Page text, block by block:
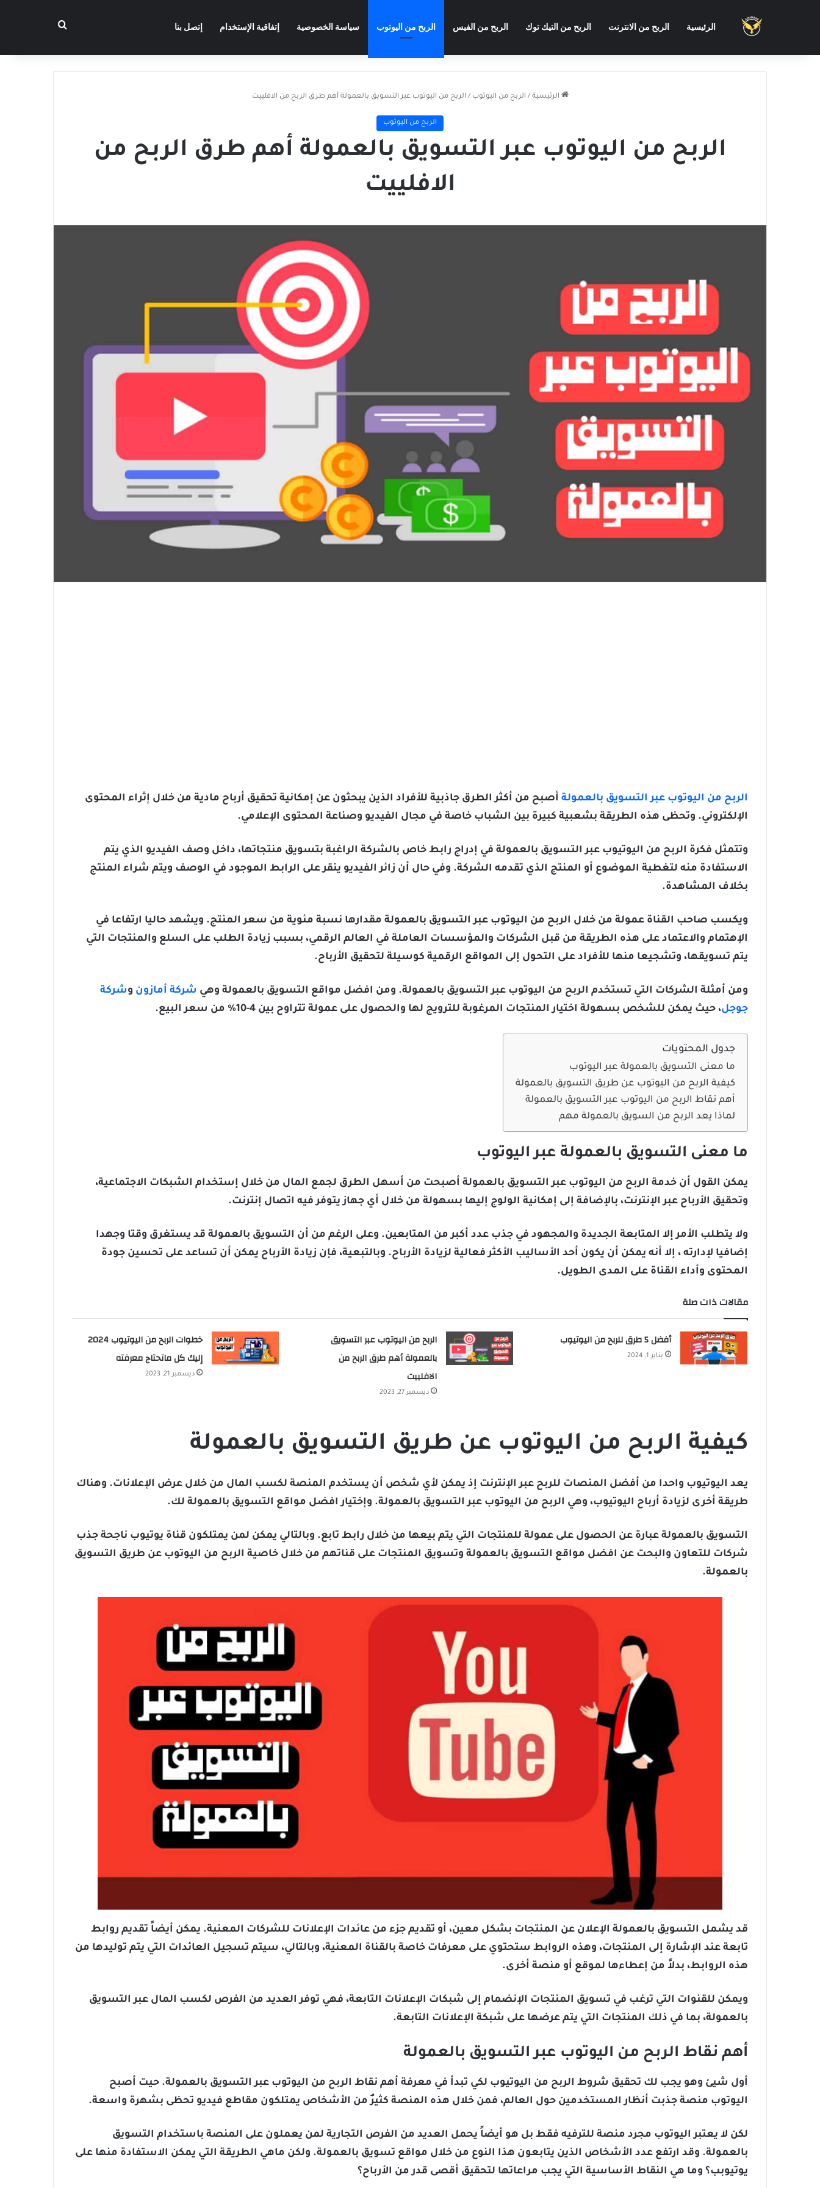
الرئيسية الربح من الانترنت الربح من التيك توك الربح من الفيس الربح من اليوتوب سياسة الخصوصية إتفاقية الإستخدام إتصل بنا بحث عن
الرئيسية / الربح من اليوتوب / الربح من اليوتوب عبر التسويق بالعمولة أهم طرق الربح من الافلييت
الربح من اليوتوب
الربح من اليوتوب عبر التسويق بالعمولة أهم طرق الربح من
الافلييت
الربح من اليوتوب عبر التسويق بالعمولة أصبح من أكثر الطرق جاذبية للأفراد الذين يبحثون عن إمكانية تحقيق أرباح مادية من خلال إثراء المحتوى
الإلكتروني. وتحظى هذه الطريقة بشعبية كبيرة بين الشباب خاصة في مجال الفيديو وصناعة المحتوى الإعلامي.
وتتمثل فكرة الربح من اليوتيوب عبر التسويق بالعمولة في إدراج رابط خاص بالشركة الراغبة بتسويق منتجاتها، داخل وصف الفيديو الذي يتم
الاستفادة منه لتغطية الموضوع أو المنتج الذي تقدمه الشركة. وفي حال أن زائر الفيديو ينقر على الرابط الموجود في الوصف ويتم شراء المنتج
بخلاف المشاهدة.
ويكسب صاحب القناة عمولة من خلال الربح من اليوتوب عبر التسويق بالعمولة مقدارها نسبة مئوية من سعر المنتج. ويشهد حاليا ارتفاعا في
الإهتمام والاعتماد على هذه الطريقة من قبل الشركات والمؤسسات العاملة في العالم الرقمي، بسبب زيادة الطلب على السلع والمنتجات التي
يتم تسويقها، وتشجيعا منها للأفراد على التحول إلى المواقع الرقمية كوسيلة لتحقيق الأرباح.
ومن أمثلة الشركات التي تستخدم الربح من اليوتوب عبر التسويق بالعمولة. ومن افضل مواقع التسويق بالعمولة وهي شركة أمازون وشركة
جوجل، حيث يمكن للشخص بسهولة اختيار المنتجات المرغوبة للترويج لها والحصول على عمولة تتراوح بين 4-10% من سعر البيع.
جدول المحتويات
ما معنى التسويق بالعمولة عبر اليوتوب
كيفية الربح من اليوتوب عن طريق التسويق بالعمولة
أهم نقاط الربح من اليوتوب عبر التسويق بالعمولة
لماذا يعد الربح من السويق بالعمولة مهم
ما معنى التسويق بالعمولة عبر اليوتوب
يمكن القول أن خدمة الربح من اليوتوب عبر التسويق بالعمولة أصبحت من أسهل الطرق لجمع المال من خلال إستخدام الشبكات الاجتماعية،
وتحقيق الأرباح عبر الإنترنت، بالإضافة إلى إمكانية الولوج إليها بسهولة من خلال أي جهاز يتوفر فيه اتصال إنترنت.
ولا يتطلب الأمر إلا المتابعة الجديدة والمجهود في جذب عدد أكبر من المتابعين. وعلى الرغم من أن التسويق بالعمولة قد يستغرق وقتا وجهدا
إضافيا لإدارته ، إلا أنه يمكن أن يكون أحد الأساليب الأكثر فعالية لزيادة الأرباح. وبالتبعية، فإن زيادة الأرباح يمكن أن تساعد على تحسين جودة
المحتوى وأداء القناة على المدى الطويل.
مقالات ذات صلة
أفضل 5 طرق للربح من اليوتيوب
يناير 1, 2024
الربح من اليوتوب عبر التسويق
بالعمولة أهم طرق الربح من
الافلييت
ديسمبر 27, 2023
خطوات الربح من اليوتيوب 2024
إليك كل ماتحتاج معرفته
ديسمبر 21, 2023
كيفية الربح من اليوتوب عن طريق التسويق بالعمولة
يعد اليوتيوب واحدا من أفضل المنصات للربح عبر الإنترنت إذ يمكن لأي شخص أن يستخدم المنصة لكسب المال من خلال عرض الإعلانات. وهناك
طريقة أخرى لزيادة أرباح اليوتيوب، وهي الربح من اليوتوب عبر التسويق بالعمولة. وإختيار افضل مواقع التسويق بالعمولة لك.
التسويق بالعمولة عبارة عن الحصول على عمولة للمنتجات التي يتم بيعها من خلال رابط تابع. وبالتالي يمكن لمن يمتلكون قناة يوتيوب ناجحة جذب
شركات للتعاون والبحت عن افضل مواقع التسويق بالعمولة وتسويق المنتجات على قناتهم من خلال خاصية الربح من اليوتوب عن طريق التسويق
بالعمولة.
قد يشمل التسويق بالعمولة الإعلان عن المنتجات بشكل معين، أو تقديم جزء من عائدات الإعلانات للشركات المعنية. يمكن أيضاً تقديم روابط
تابعة عند الإشارة إلى المنتجات، وهذه الروابط ستحتوي على معرفات خاصة بالقناة المعنية، وبالتالي، سيتم تسجيل العائدات التي يتم توليدها من
هذه الروابط، بدلاً من إعطاءها لموقع أو منصة أخرى.
ويمكن للقنوات التي ترغب في تسويق المنتجات الإنضمام إلى شبكات الإعلانات التابعة، فهي توفر العديد من الفرص لكسب المال عبر التسويق
بالعمولة، بما في ذلك المنتجات التي يتم عرضها على شبكة الإعلانات التابعة.
أهم نقاط الربح من اليوتوب عبر التسويق بالعمولة
أول شيئ وهو يجب لك تحقيق شروط الربح من اليوتيوب لكي تبدأ في معرفة أهم نقاط الربح من اليوتوب عبر التسويق بالعمولة. حيت أصبح
اليوتوب منصة جذبت أنظار المستخدمين حول العالم، فمن خلال هذه المنصة كثيرٌ من الأشخاص يمتلكون مقاطع فيديو تحظى بشهرة واسعة.
لكن لا يعتبر اليوتوب مجرد منصة للترفيه فقط بل هو أيضاً يحمل العديد من الفرص التجارية لمن يعملون على المنصة باستخدام التسويق
بالعمولة. وقد ارتفع عدد الأشخاص الذين يتابعون هذا النوع من خلال مواقع تسويق بالعمولة. ولكن ماهي الطريقة التي يمكن الاستفادة منها على
يوتيوبب؟ وما هي النقاط الأساسية التي يجب مراعاتها لتحقيق أقصى قدر من الأرباح؟